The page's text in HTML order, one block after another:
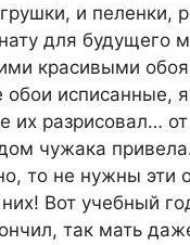
и пеленки,
для будущего
красивыми
обои исписанные,
их разрисовал… от
чужака
то не нужны эти
Вот учебный
так мать